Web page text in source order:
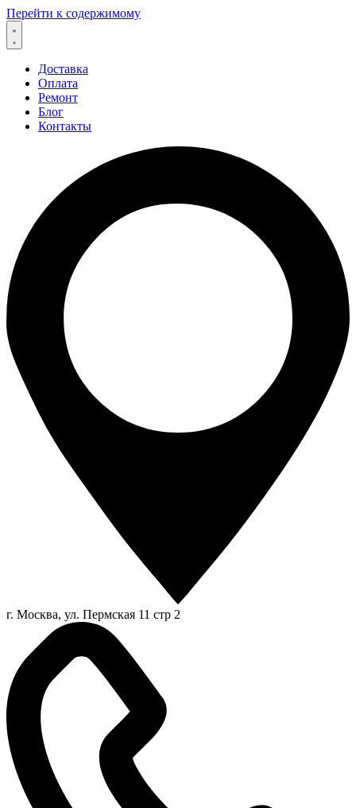
Перейти к содержимому
Доставка
Оплата
Ремонт
Блог
Контакты
г. Москва, ул. Пермская 11 стр 2